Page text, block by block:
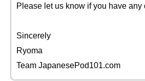
Please let us know if you have any
Sincerely
Ryoma
Team JapanesePod101.com